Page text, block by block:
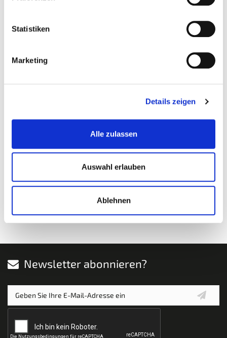
Statistiken
Marketing
Details zeigen
Alle zulassen
Auswahl erlauben
Ablehnen
Netzadapter für Beleuchtung 12V
Auf Lager
Newsletter abonnieren?